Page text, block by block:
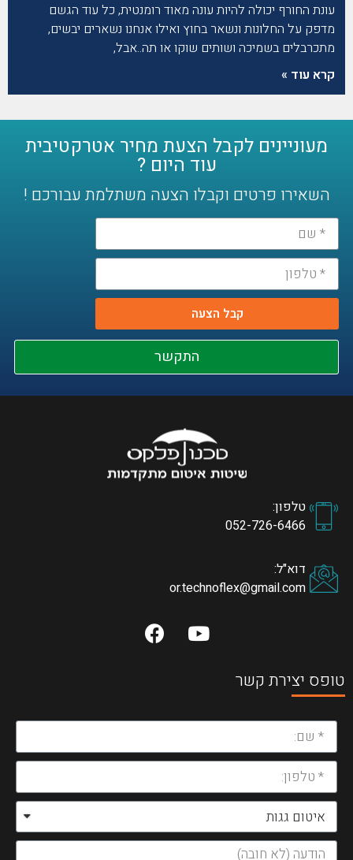
עונת החורף יכולה להיות עונה מאוד רומנטית, כל עוד הגשם
מדפק על החלונות ונשאר בחוץ ואילו אנחנו נשארים יבשים,
מתכרבלים בשמיכה ושותים שוקו או תה..אבל,
קרא עוד »
מעוניינים לקבל הצעת מחיר אטרקטיבית
עוד היום ?
השאירו פרטים וקבלו הצעה משתלמת עבורכם !
קבל הצעה
התקשר
טלפון:
052-726-6466
דוא"ל:
or.technoflex@gmail.com
טופס יצירת קשר